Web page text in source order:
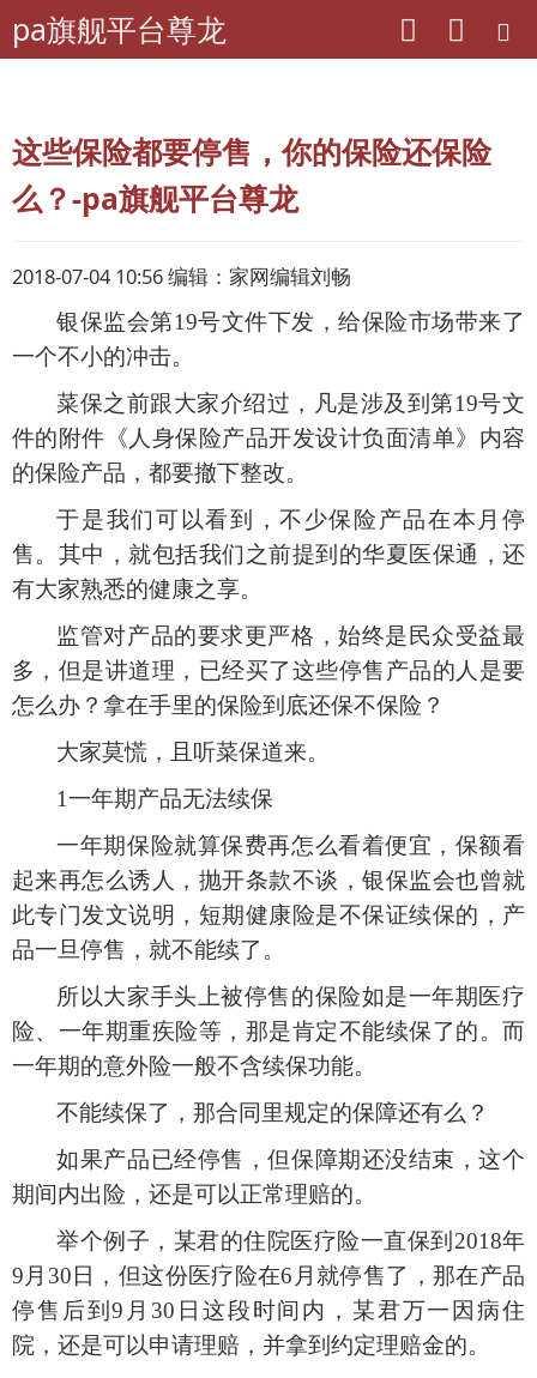
pa旗舰平台尊龙
pa旗舰平台尊龙 理财 理财新知
这些保险都要停售，你的保险还保险
么？-pa旗舰平台尊龙
2018-07-04 10:56 编辑：家网编辑刘畅
银保监会第19号文件下发，给保险市场带来了
一个不小的冲击。
菜保之前跟大家介绍过，凡是涉及到第19号文
件的附件《人身保险产品开发设计负面清单》内容
的保险产品，都要撤下整改。
于是我们可以看到，不少保险产品在本月停
售。其中，就包括我们之前提到的华夏医保通，还
有大家熟悉的健康之享。
监管对产品的要求更严格，始终是民众受益最
多，但是讲道理，已经买了这些停售产品的人是要
怎么办？拿在手里的保险到底还保不保险？
大家莫慌，且听菜保道来。
1一年期产品无法续保
一年期保险就算保费再怎么看着便宜，保额看
起来再怎么诱人，抛开条款不谈，银保监会也曾就
此专门发文说明，短期健康险是不保证续保的，产
品一旦停售，就不能续了。
所以大家手头上被停售的保险如是一年期医疗
险、一年期重疾险等，那是肯定不能续保了的。而
一年期的意外险一般不含续保功能。
不能续保了，那合同里规定的保障还有么？
如果产品已经停售，但保障期还没结束，这个
期间内出险，还是可以正常理赔的。
举个例子，某君的住院医疗险一直保到 2018年
9月30日，但这份医疗险在6月就停售了，那在产品
停售后到9月30日这段时间内，某君万一因病住
院，还是可以申请理赔，并拿到约定理赔金的。